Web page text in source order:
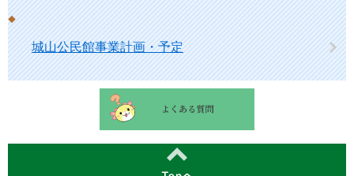
城山公民館事業計画・予定